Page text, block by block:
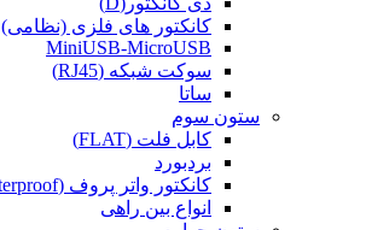
کانکتور های فلزی (نظامی)
MiniUSB-MicroUSB
سوکت شبکه (RJ45)
ساتا
ستون سوم
کابل فلت (FLAT)
بردبورد
کانکتور واتر پروف (Waterproof)
انواع بین راهی